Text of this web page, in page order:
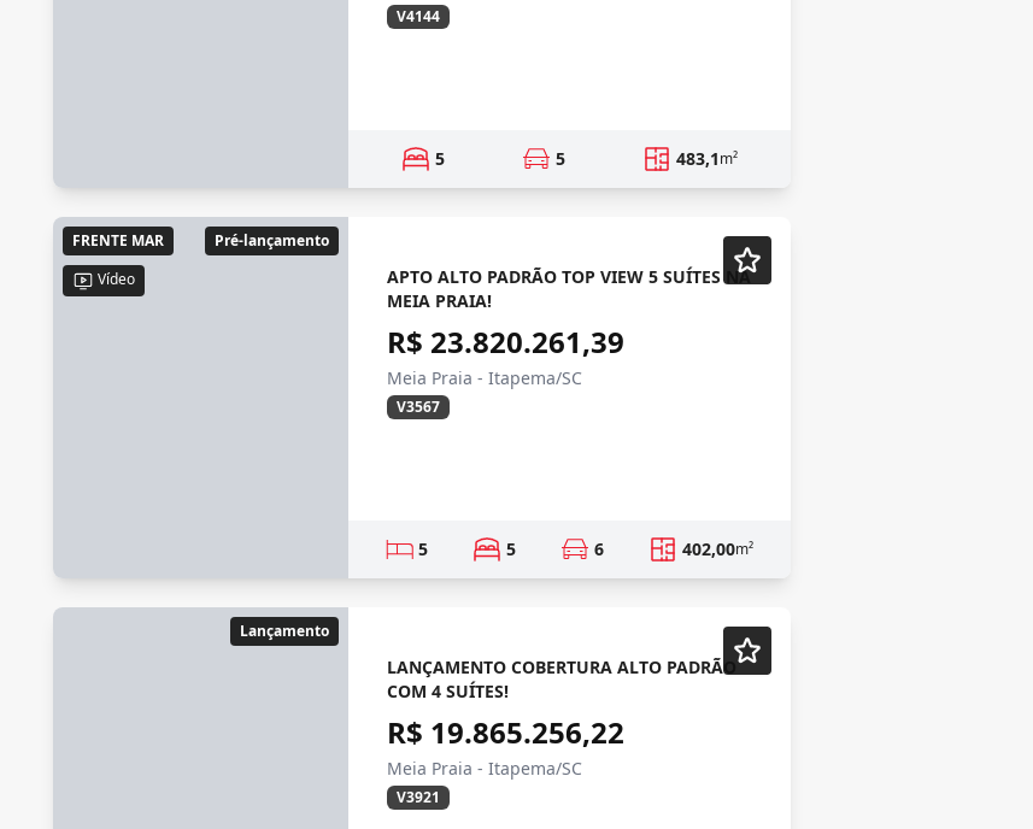
V4144
5 5 483,1m²
FRENTE MAR
Vídeo
Pré-lançamento
APTO ALTO PADRÃO TOP VIEW 5 SUÍTES NA
MEIA PRAIA!
R$ 23.820.261,39
Meia Praia - Itapema/SC
V3567
5 5 6 402,00m²
Lançamento
LANÇAMENTO COBERTURA ALTO PADRÃO
COM 4 SUÍTES!
R$ 19.865.256,22
Meia Praia - Itapema/SC
V3921